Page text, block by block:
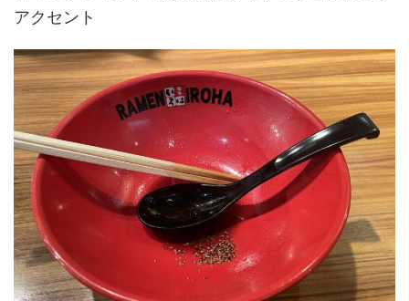
アクセント